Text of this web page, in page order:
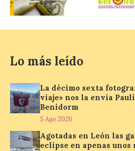
por la Junta de
León, la
Zamora. Del 5 al 8 de agosto de
arranca agosto con los
conciertos de Sala2 y
Corzos
5 Ago 2026
Lo más leído
La décimo sexta
viaje» nos la envía
Benidorm
5 Ago 2026
Agotadas en León las
eclipse en apenas unos